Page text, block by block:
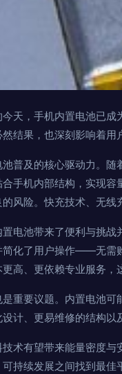
天，手机内置电池已
结果，也深刻影响着用
普及的核心驱动力。
手机内部结构，实现
风险。快充技术、无线
电池带来了便利与挑
简化了用户操作——无需
高、更依赖专业服务，
重要议题。内置电池可
计、更易维修的结构以
术有望带来能量密度
持续发展之间找到最佳